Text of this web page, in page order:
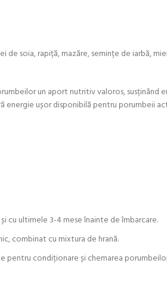
soia, rapiță, mazăre, semințe de iarbă,
un aport nutritiv valoros,
energie ușor disponibilă pentru porumbeii
cu ultimele 3-4 mese înainte de îmbarcare.
combinat cu mixtura de hrană.
condiționare și chemarea